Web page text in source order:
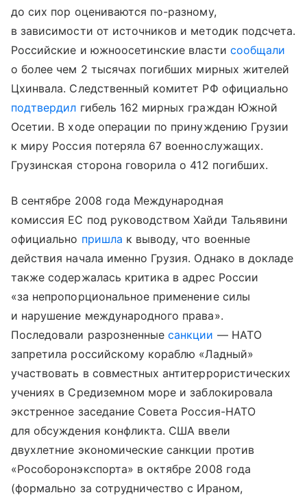
до сих пор оцениваются по-разному,
в зависимости от источников и методик подсчета.
Российские и южноосетинские власти сообщали
о более чем 2 тысячах погибших мирных жителей
Цхинвала. Следственный комитет РФ официально
подтвердил гибель 162 мирных граждан Южной
Осетии. В ходе операции по принуждению Грузии
к миру Россия потеряла 67 военнослужащих.
Грузинская сторона говорила о 412 погибших.
В сентябре 2008 года Международная
комиссия ЕС под руководством Хайди Тальявини
официально пришла к выводу, что военные
действия начала именно Грузия. Однако в докладе
также содержалась критика в адрес России
«за непропорциональное применение силы
и нарушение международного права».
Последовали разрозненныесанкции — НАТО
запретила российскому кораблю «Ладный»
участвовать в совместных антитеррористических
учениях в Средиземном море и заблокировала
экстренное заседание Совета Россия-НАТО
для обсуждения конфликта. США ввели
двухлетние экономические санкции против
«Рособоронэкспорта» в октябре 2008 года
(формально за сотрудничество с Ираном,